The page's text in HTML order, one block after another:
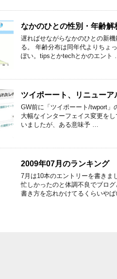
なかのひとの性別・年齢解
遅ればせながらなかのひとの新
る。 年齢分布は同年代よりちょ
ぽい。tipsとかtechとかのエント
ツイポーート、リニュー
GW前に「ツイポーート/twport」
大幅なインターフェイス変更を
いましたが、ある意味予 …
2009年07月のランキング
7月は10本のエントリーを書きま
忙しかったのと体調不良でブロ
書き方を忘れかけてるくらいや